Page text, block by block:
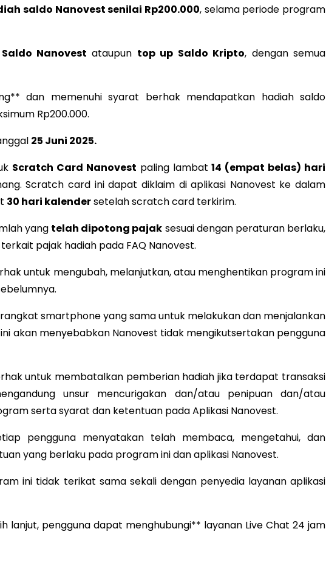
saldo Nanovest senilai Rp200.000, selama periode program
Nanovest ataupun top up Saldo Kripto, dengan semua
dan memenuhi syarat berhak mendapatkan hadiah saldo
Rp200.000.
25 Juni 2025.
Scratch Card Nanovest paling lambat14 (empat belas) hari
Scratch card ini dapat diklaim di aplikasi Nanovest ke dalam
30 hari kalendersetelah scratch card terkirim.
yang telah dipotong pajak sesuai dengan peraturan berlaku,
pajak hadiah pada FAQ Nanovest.
untuk mengubah, melanjutkan, atau menghentikan program ini
smartphone yang sama untuk melakukan dan menjalankan
akan menyebabkan Nanovest tidak mengikutsertakan pengguna
untuk membatalkan pemberian hadiah jika terdapat transaksi
unsur mencurigakan dan/atau penipuan dan/atau
serta syarat dan ketentuan pada Aplikasi Nanovest.
pengguna menyatakan telah membaca, mengetahui, dan
yang berlaku pada program ini dan aplikasi Nanovest.
ini tidak terikat sama sekali dengan penyedia layanan aplikasi
lanjut, pengguna dapat menghubungi** layanan Live Chat 24 jam